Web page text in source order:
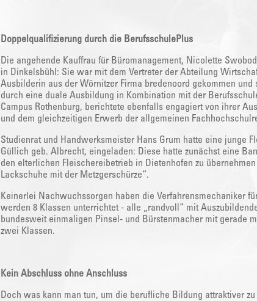
Doppelqualifizierung durch die BerufsschulePlus
Die angehende Kauffrau für Büromanagement, Nicolette
in Dinkelsbühl: Sie war mit dem Vertreter der Abteilung
Ausbilderin aus der Wörnitzer Firma bredenoord gekommen
durch eine duale Ausbildung in Kombination mit der
Campus Rothenburg, berichtete ebenfalls engagiert von ihrer
und dem gleichzeitigen Erwerb der allgemeinen
Studienrat und Handwerksmeister Hans Grum hatte eine junge
Güllich geb. Albrecht, eingeladen: Diese hatte zunächst eine
den elterlichen Fleischereibetrieb in Dietenhofen zu
Lackschuhe mit der Metzgerschürze“.
Keinerlei Nachwuchssorgen haben die Verfahrensmechaniker
werden 8 Klassen unterrichtet - alle „randvoll“ mit
bundesweit einmaligen Pinsel- und Bürstenmacher mit gerade
zwei Klassen.
Kein Abschluss ohne Anschluss
Doch was kann man tun, um die berufliche Bildung attraktiver